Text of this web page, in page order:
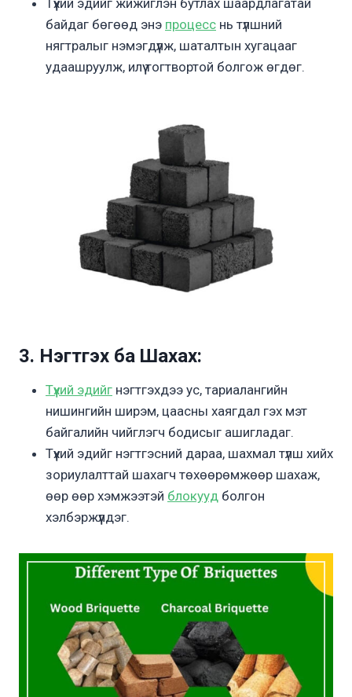
Түүхий эдийг жижиглэн бутлах шаардлагатай
байдаг бөгөөд энэ процесс нь түлшний
нягтралыг нэмэгдүүлж, шаталтын хугацааг
удаашруулж, илүү тогтвортой болгож өгдөг.
3. Нэгтгэх ба Шахах:
Түүхий эдийг нэгтгэхдээ ус, тариалангийн
нишингийн ширэм, цаасны хаягдал гэх мэт
байгалийн чийглэгч бодисыг ашигладаг.
Түүхий эдийг нэгтгэсний дараа, шахмал түлш хийх
зориулалттай шахагч төхөөрөмжөөр шахаж,
өөр өөр хэмжээтэй блокууд болгон
хэлбэржүүлдэг.